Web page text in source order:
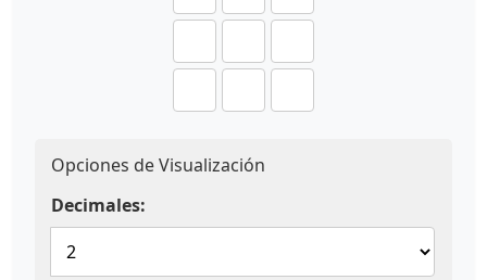
Opciones de Visualización
Decimales: